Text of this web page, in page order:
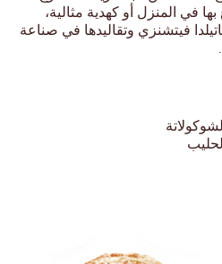
في المنزل أو كهدية مثالية،
فيتشنزي وتقاليدها في صناعة